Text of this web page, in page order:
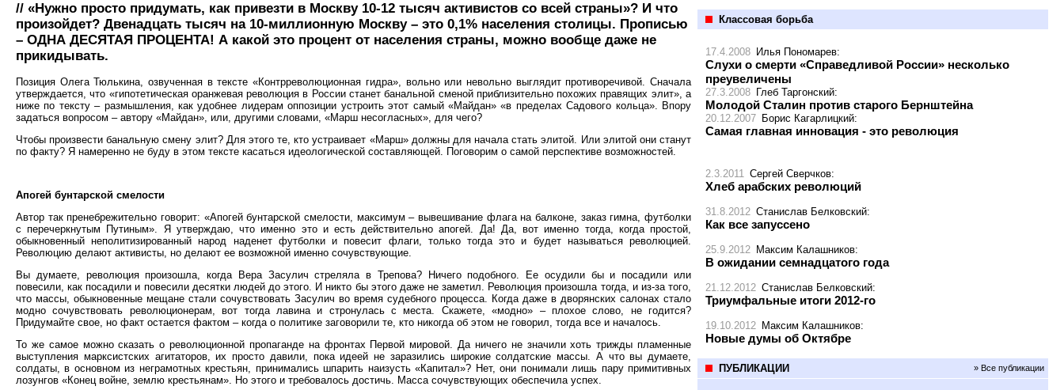
// «Нужно просто придумать, как привезти в Москву 10-12 тысяч активистов со всей страны»? И что
произойдет? Двенадцать тысяч на 10-миллионную Москву – это 0,1% населения столицы. Прописью
– ОДНА ДЕСЯТАЯ ПРОЦЕНТА! А какой это процент от населения страны, можно вообще даже не
прикидывать.
Позиция Олега Тюлькина, озвученная в тексте «Контрреволюционная гидра», вольно или невольно выглядит противоречивой. Сначала
утверждается, что «гипотетическая оранжевая революция в России станет банальной сменой приблизительно похожих правящих элит», а
ниже по тексту – размышления, как удобнее лидерам оппозиции устроить этот самый «Майдан» «в пределах Садового кольца». Впору
задаться вопросом – автору «Майдан», или, другими словами, «Марш несогласных», для чего?
Чтобы произвести банальную смену элит? Для этого те, кто устраивает «Марш» должны для начала стать элитой. Или элитой они станут
по факту? Я намеренно не буду в этом тексте касаться идеологической составляющей. Поговорим о самой перспективе возможностей.
Апогей бунтарской смелости
Автор так пренебрежительно говорит: «Апогей бунтарской смелости, максимум – вывешивание флага на балконе, заказ гимна, футболки
с перечеркнутым Путиным». Я утверждаю, что именно это и есть действительно апогей. Да! Да, вот именно тогда, когда простой,
обыкновенный неполитизированный народ наденет футболки и повесит флаги, только тогда это и будет называться революцией.
Революцию делают активисты, но делают ее возможной именно сочувствующие.
Вы думаете, революция произошла, когда Вера Засулич стреляла в Трепова? Ничего подобного. Ее осудили бы и посадили или
повесили, как посадили и повесили десятки людей до этого. И никто бы этого даже не заметил. Революция произошла тогда, и из-за того,
что массы, обыкновенные мещане стали сочувствовать Засулич во время судебного процесса. Когда даже в дворянских салонах стало
модно сочувствовать революционерам, вот тогда лавина и стронулась с места. Скажете, «модно» – плохое слово, не годится?
Придумайте свое, но факт остается фактом – когда о политике заговорили те, кто никогда об этом не говорил, тогда все и началось.
То же самое можно сказать о революционной пропаганде на фронтах Первой мировой. Да ничего не значили хоть трижды пламенные
выступления марксистских агитаторов, их просто давили, пока идеей не заразились широкие солдатские массы. А что вы думаете,
солдаты, в основном из неграмотных крестьян, принимались шпарить наизусть «Капитал»? Нет, они понимали лишь пару примитивных
лозунгов «Конец войне, землю крестьянам». Но этого и требовалось достичь. Масса сочувствующих обеспечила успех.
Классовая борьба
17.4.2008 Илья Пономарев:
Слухи о смерти «Справедливой России» несколько
преувеличены
27.3.2008 Глеб Таргонский:
Молодой Сталин против старого Бернштейна
20.12.2007 Борис Кагарлицкий:
Самая главная инновация - это революция
2.3.2011 Сергей Сверчков:
Хлеб арабских революций
31.8.2012 Станислав Белковский:
Как все запуссено
25.9.2012 Максим Калашников:
В ожидании семнадцатого года
21.12.2012 Станислав Белковский:
Триумфальные итоги 2012-го
19.10.2012 Максим Калашников:
Новые думы об Октябре
ПУБЛИКАЦИИ » Все публикации